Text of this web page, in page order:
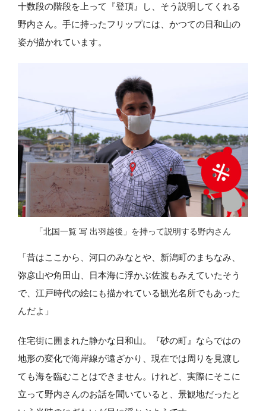
十数段の階段を上って『登頂』し、そう説明してくれる
野内さん。手に持ったフリップには、かつての日和山の
姿が描かれています。
「北国一覧 写 出羽越後」を持って説明する野内さん
「昔はここから、河口のみなとや、新潟町のまちなみ、
弥彦山や角田山、日本海に浮かぶ佐渡もみえていたそう
で、江戸時代の絵にも描かれている観光名所でもあった
んだよ」
住宅街に囲まれた静かな日和山。『砂の町』ならではの
地形の変化で海岸線が遠ざかり、現在では周りを見渡し
ても海を臨むことはできません。けれど、実際にそこに
立って野内さんのお話を聞いていると、景観地だったと